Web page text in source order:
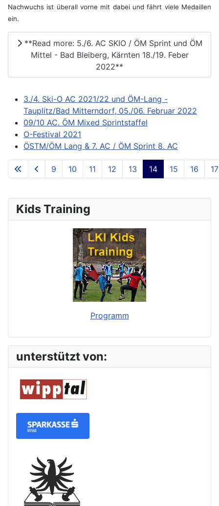
Nachwuchs ist überall vorne mit dabei und fährt viele Medaillen
ein.
**Read more: 5./6. AC SKIO / ÖM Sprint und ÖM
Mittel - Bad Bleiberg, Kärnten 18./19. Feber
2022**
3./4. Ski-O AC 2021/22 und ÖM-Lang -
Tauplitz/Bad Mitterndorf, 05./06. Februar 2022
09/10 AC. ÖM Mixed Sprintstaffel
O-Festival 2021
ÖSTM/ÖM Lang & 7. AC / ÖM Sprint 8. AC
**Page 14 of 73**
9 10 11 12 13 14 15 16 17
Kids Training
Programm
unterstützt von: